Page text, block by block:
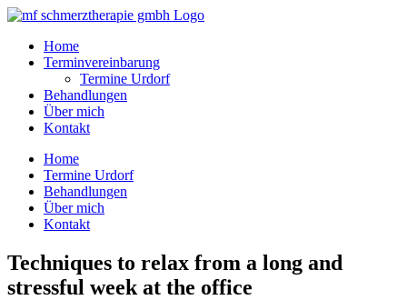
Skip
contentHome
Terminvereinbarung
Termine Urdorf
Behandlungen
Über mich
Kontakt
Home
Termine Urdorf
Behandlungen
Über mich
Kontakt
Techniques to relax from a long and
stressful week at the office